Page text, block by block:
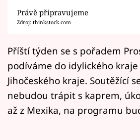
Filmový festival Karlovy
Pořady
Mámy sobě
Přihlášení
Právě připravujeme
Zdroj: thinkstock.com
Příští týden se s pořadem
podíváme do idylického
Jihočeského kraje. Soutěžící
nebudou trápit s kaprem,
až z Mexika, na programu